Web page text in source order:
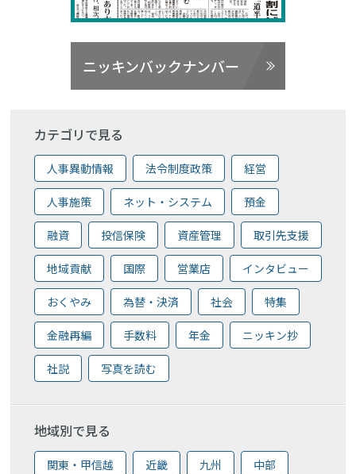
ニッキンバックナンバー
カテゴリで見る
人事異動情報 法令制度政策 経営
人事施策 ネット・システム 預金
融資 投信保険 資産管理 取引先支援
地域貢献 国際 営業店 インタビュー
おくやみ 為替・決済 社会 特集
金融再編 手数料 年金 ニッキン抄
社説 写真を読む
地域別で見る
関東・甲信越 近畿 九州 中部